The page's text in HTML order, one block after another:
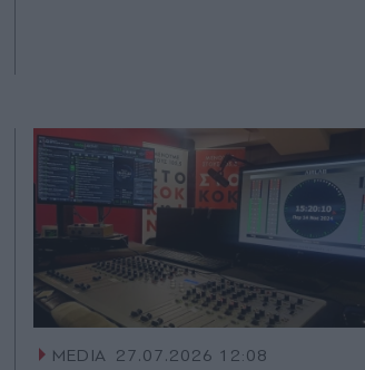
MEDIA 27.07.2026 12:08